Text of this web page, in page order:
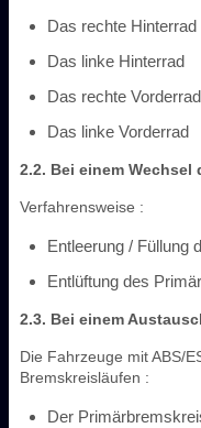
Das rechte Hinterrad
Das linke Hinterrad
Das rechte Vorderrad
Das linke Vorderrad
2.2. Bei einem
Verfahrensweise :
Entleerung / Füllung
Entlüftung des
2.3. Bei einem
Die Fahrzeuge mit ABS/
Bremskreisläufen :
Der